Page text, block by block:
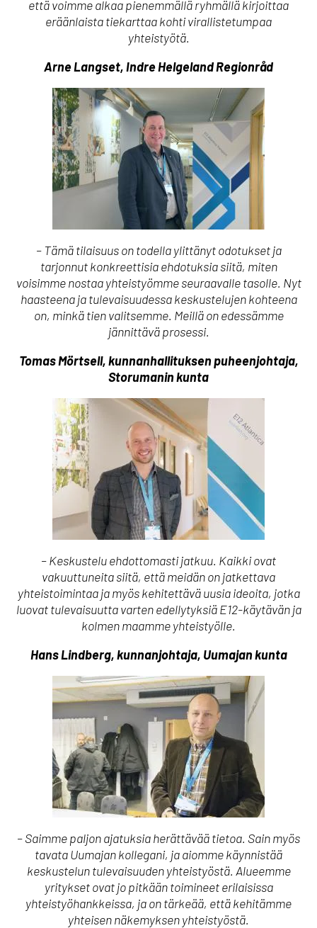
että voimme alkaa pienemmällä ryhmällä kirjoittaa
eräänlaista tiekarttaa kohti virallistetumpaa
yhteistyötä.
Arne Langset, Indre Helgeland Regionråd
– Tämä tilaisuus on todella ylittänyt odotukset ja
tarjonnut konkreettisia ehdotuksia siitä, miten
voisimme nostaa yhteistyömme seuraavalle tasolle. Nyt
haasteena ja tulevaisuudessa keskustelujen kohteena
on, minkä tien valitsemme. Meillä on edessämme
jännittävä prosessi.
Tomas Mörtsell, kunnanhallituksen puheenjohtaja,
Storumanin kunta
– Keskustelu ehdottomasti jatkuu. Kaikki ovat
vakuuttuneita siitä, että meidän on jatkettava
yhteistoimintaa ja myös kehitettävä uusia ideoita, jotka
luovat tulevaisuutta varten edellytyksiä E12-käytävän ja
kolmen maamme yhteistyölle.
Hans Lindberg, kunnanjohtaja, Uumajan kunta
– Saimme paljon ajatuksia herättävää tietoa. Sain myös
tavata Uumajan kollegani, ja aiomme käynnistää
keskustelun tulevaisuuden yhteistyöstä. Alueemme
yritykset ovat jo pitkään toimineet erilaisissa
yhteistyöhankkeissa, ja on tärkeää, että kehitämme
yhteisen näkemyksen yhteistyöstä.